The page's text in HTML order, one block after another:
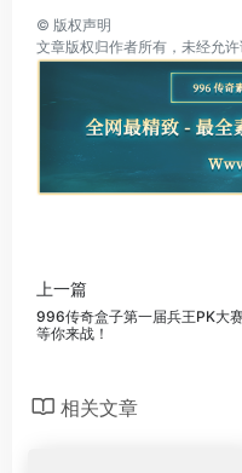
© 版权声明
文章版权归作者所有，未经允许
上一篇
996传奇盒子第一届兵王PK大
等你来战！
相关文章